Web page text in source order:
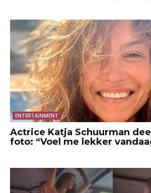
ENTERTAINMENT
Actrice Katja Schuurman
foto: “Voel me lekker